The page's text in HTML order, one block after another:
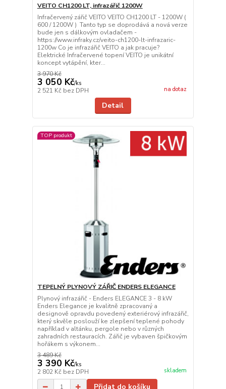
VEITO CH1200 LT, infrazářič 1200W
Infračervený zářič VEITO VEITO CH1200 LT - 1200W (
600 / 1200W ) Tanto typ se doprodává a nová verze
bude jen s dálkovým ovladačem -
https://www.infraky.cz/veito-ch1200-lt-infrazaric-
1200w Co je infrazářič VEITO a jak pracuje?
Elektrické Infračervené topení VEITO je unikátní
koncept vytápění, kter...
3 970 Kč
3 050 Kč/ks
2 521 Kč bez DPH na dotaz
Detail
TOP produkt
TEPELNÝ PLYNOVÝ ZÁŘIČ ENDERS ELEGANCE
Plynový infrazářič - Enders ELEGANCE 3 - 8 kW
Enders Elegance je kvalitně zpracovaný a
designově opravdu povedený exteriérový infrazářič,
který skvěle poslouží ke zlepšení teplené pohody
například v altánku, pergole nebo v různých
zahradních restauracích. Zářič je vybaven špičkovým
hořákem s výkonem...
3 489 Kč
3 390 Kč/ks
2 802 Kč bez DPH skladem
Přidat do košíku